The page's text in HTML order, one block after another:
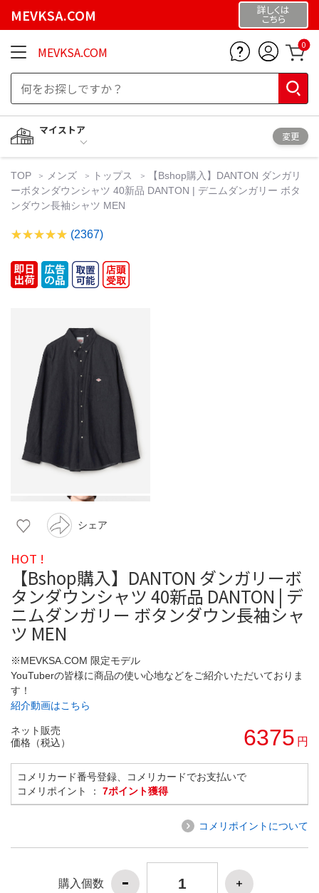
MEVKSA.COM 詳しくは
こちら
MEVKSA.COM 0
マイストア
変更
TOP メンズ トップス
【Bshop購入】DANTON ダンガリ
ーボタンダウンシャツ 40新品 DANTON | デニムダンガリー ボタ
ンダウン長袖シャツ MEN
(2367)
シェア
HOT !
【Bshop購入】DANTON ダンガリーボ
タンダウンシャツ 40新品 DANTON | デ
ニムダンガリー ボタンダウン長袖シャ
ツ MEN
※MEVKSA.COM 限定モデル
YouTuberの皆様に商品の使い心地などをご紹介いただいておりま
す！
紹介動画はこちら
ネット販売
価格（税込）
6375 円
コメリカード番号登録、コメリカードでお支払いで
コメリポイント ： 7ポイント獲得
コメリポイントについて
購入個数